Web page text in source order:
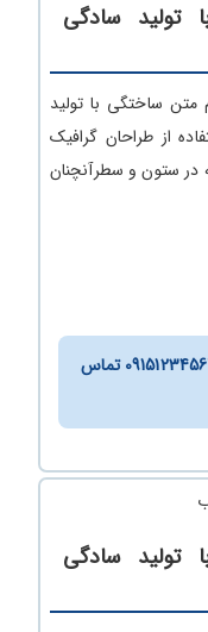
تولید سادگی
متن ساختگی با تولید
از طراحان گرافیک
در ستون و سطرآنچنان
برای اطلاع از شرایط خرید با شماره 09151234567 تماس
تولید سادگی